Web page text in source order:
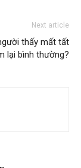
Next article
thấy mất tất
lại bình thường?